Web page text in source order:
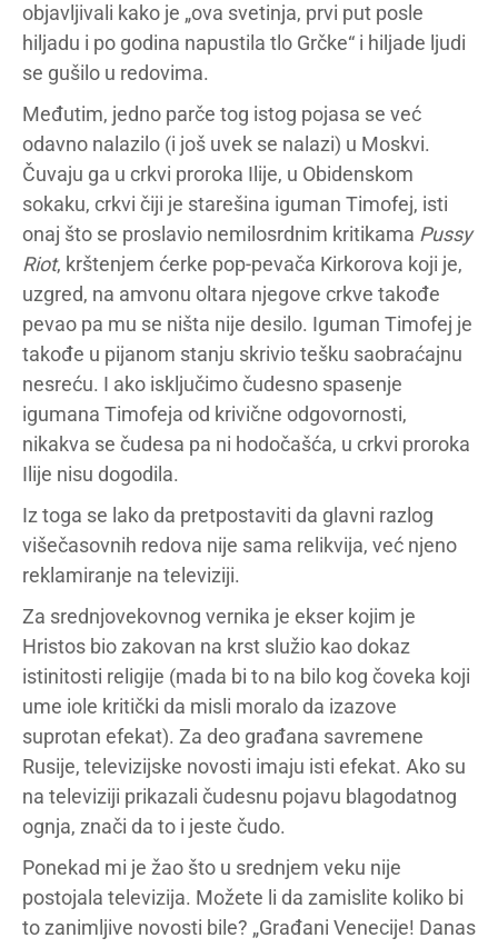
objavljivali kako je „ova svetinja, prvi put posle
hiljadu i po godina napustila tlo Grčke“ i hiljade ljudi
se gušilo u redovima.
Međutim, jedno parče tog istog pojasa se već
odavno nalazilo (i još uvek se nalazi) u Moskvi.
Čuvaju ga u crkvi proroka Ilije, u Obidenskom
sokaku, crkvi čiji je starešina iguman Timofej, isti
onaj što se proslavio nemilosrdnim kritikama Pussy
Riot, krštenjem ćerke pop-pevača Kirkorova koji je,
uzgred, na amvonu oltara njegove crkve takođe
pevao pa mu se ništa nije desilo. Iguman Timofej je
takođe u pijanom stanju skrivio tešku saobraćajnu
nesreću. I ako isključimo čudesno spasenje
igumana Timofeja od krivične odgovornosti,
nikakva se čudesa pa ni hodočašća, u crkvi proroka
Ilije nisu dogodila.
Iz toga se lako da pretpostaviti da glavni razlog
višečasovnih redova nije sama relikvija, već njeno
reklamiranje na televiziji.
Za srednjovekovnog vernika je ekser kojim je
Hristos bio zakovan na krst služio kao dokaz
istinitosti religije (mada bi to na bilo kog čoveka koji
ume iole kritički da misli moralo da izazove
suprotan efekat). Za deo građana savremene
Rusije, televizijske novosti imaju isti efekat. Ako su
na televiziji prikazali čudesnu pojavu blagodatnog
ognja, znači da to i jeste čudo.
Ponekad mi je žao što u srednjem veku nije
postojala televizija. Možete li da zamislite koliko bi
to zanimljive novosti bile? „Građani Venecije! Danas